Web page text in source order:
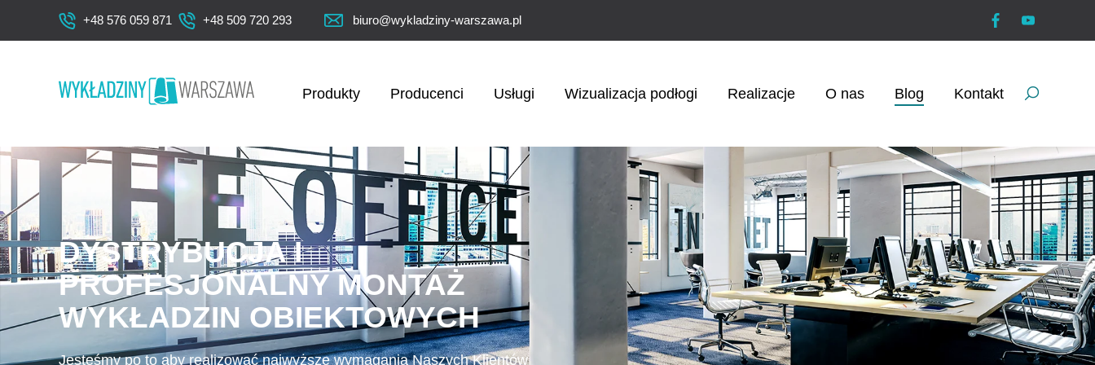
+48 576 059 871 +48 509 720 293 biuro@wykladziny-warszawa.pl
Produkty Producenci Usługi Wizualizacja podłogi Realizacje O nas Blog Kontakt
DYSTRYBUCJA I
PROFESJONALNY MONTAŻ
WYKŁADZIN OBIEKTOWYCH
Jesteśmy po to aby realizować najwyższe wymagania Naszych Klientów